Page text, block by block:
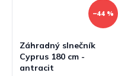
–44 %
Záhradný slnečník
Cyprus 180 cm -
antracit